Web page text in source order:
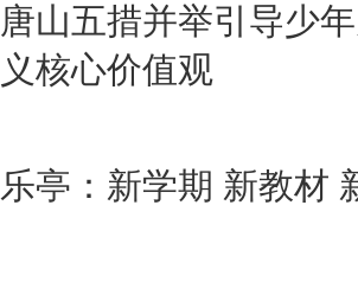
唐山五措并举引导少
义核心价值观
乐亭：新学期 新教材